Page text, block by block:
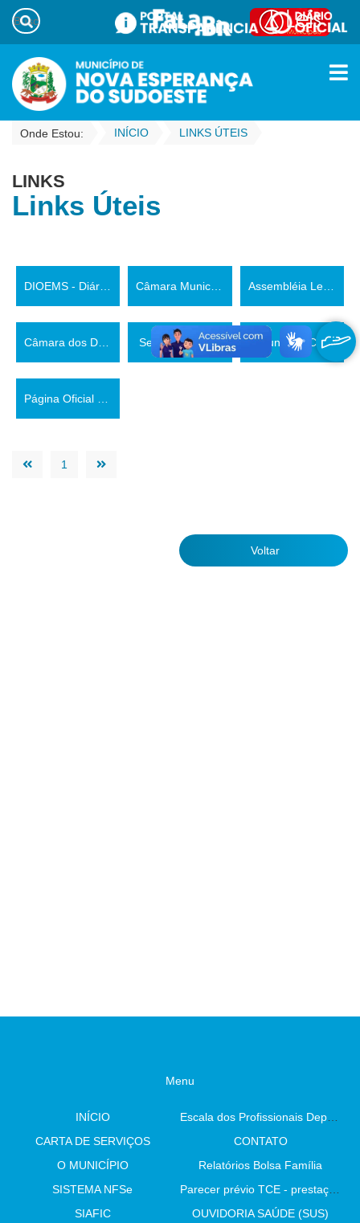
Onde Estou: INÍCIO LINKS ÚTEIS
LINKS
Links Úteis
DIOEMS - Diário Oficial dos Municípios Assembléia Legislativa do Estado do Paraná
Câmara dos Deputados Senado Federal Tribunal de Contas do Estado do Paraná
1
Voltar
Menu
INÍCIO
Escala dos Profissionais Departamento De Saúde
CARTA DE SERVIÇOS
CONTATO
O MUNICÍPIO
Relatórios Bolsa Família
SISTEMA NFSe
Parecer prévio TCE - prestação de contas
SIAFIC
OUVIDORIA SAÚDE (SUS)